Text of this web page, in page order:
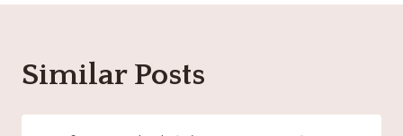
Similar Posts